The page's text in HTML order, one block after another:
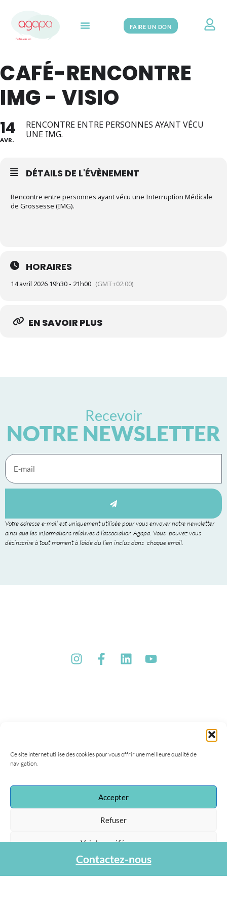
Ce site internet utilise des cookies pour vous offrir une meilleure qualité de
navigation.
Accepter
Refuser
Voir les préférences
Protection des données personnelles
FAIRE UN DON
CAFÉ-RENCONTRE
IMG - VISIO
14
AVR.
RENCONTRE ENTRE PERSONNES AYANT VÉCU
UNE IMG.
DÉTAILS DE L'ÉVÈNEMENT
Rencontre entre personnes ayant vécu une Interruption Médicale
de Grossesse (IMG).
HORAIRES
14 avril 2026 19h30 - 21h00 (GMT+02:00)
EN SAVOIR PLUS
Recevoir
NOTRE NEWSLETTER
Votre adresse e-mail est uniquement utilisée pour vous envoyer notre newsletter
ainsi que les informations relatives à l’association Agapa. Vous pouvez vous
désinscrire à tout moment à l’aide du lien inclus dans chaque email.
Association Agapa
47, rue de la Procession
Tel : 01 40 45 06 36
Contactez-nous